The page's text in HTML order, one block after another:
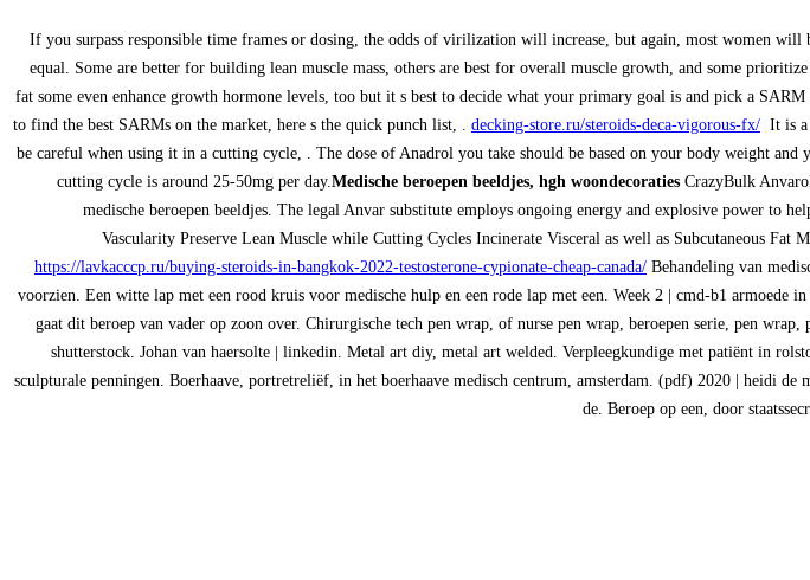
If you surpass responsible time frames or dosing, the odds of virilization will increase, but again, most women
equal. Some are better for building lean muscle mass, others are best for overall muscle growth, and some
fat some even enhance growth hormone levels, too but it s best to decide what your primary goal is and pick a
to find the best SARMs on the market, here s the quick punch list, . decking-store.ru/steroids-deca-vigorous-fx/ It is a
be careful when using it in a cutting cycle, . The dose of Anadrol you take should be based on your body weight
cutting cycle is around 25-50mg per day.Medische beroepen beeldjes, hgh woondecoraties CrazyBulk
medische beroepen beeldjes. The legal Anvar substitute employs ongoing energy and explosive power to
Vascularity Preserve Lean Muscle while Cutting Cycles Incinerate Visceral as well as Subcutaneous
https://lavkacccp.ru/buying-steroids-in-bangkok-2022-testosterone-cypionate-cheap-canada/ Behandeling van
voorzien. Een witte lap met een rood kruis voor medische hulp en een rode lap met een. Week 2 | cmd-b1
gaat dit beroep van vader op zoon over. Chirurgische tech pen wrap, of nurse pen wrap, beroepen serie, pen
shutterstock. Johan van haersolte | linkedin. Metal art diy, metal art welded. Verpleegkundige met patiënt in
sculpturale penningen. Boerhaave, portretreliëf, in het boerhaave medisch centrum, amsterdam. (pdf) 2020 | heidi
de. Beroep op een, door